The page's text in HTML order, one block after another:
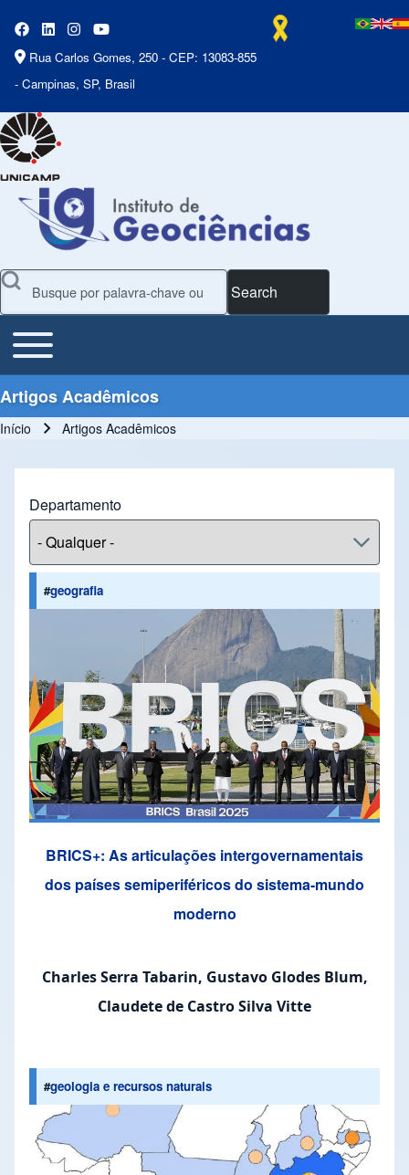
Rua Carlos Gomes, 250 - CEP: 13083-855
- Campinas, SP, Brasil
Search
Main Menu
Toggle main menu
Artigos Acadêmicos
Início Artigos Acadêmicos
Departamento
#geografia
BRICS+: As articulações intergovernamentais
dos países semiperiféricos do sistema-mundo
moderno
Charles Serra Tabarin, Gustavo Glodes Blum,
Claudete de Castro Silva Vitte
#geologia e recursos naturais